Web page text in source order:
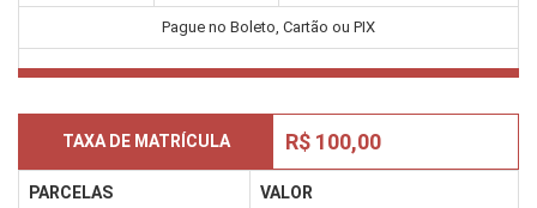
Pague no Boleto, Cartão ou PIX
TAXA DE MATRÍCULA R$ 100,00
PARCELAS VALOR